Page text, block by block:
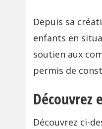
Depuis sa
enfants en
soutien aux
permis de
Découvrez
Découvrez ci-